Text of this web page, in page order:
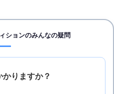
ションのみんなの疑問
りますか？